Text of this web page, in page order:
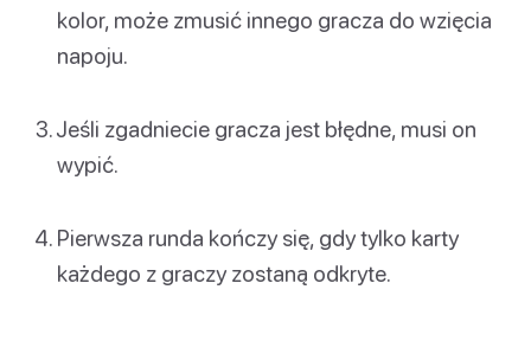
kolor, może zmusić innego gracza do wzięcia
napoju.
Jeśli zgadniecie gracza jest błędne, musi on
wypić.
Pierwsza runda kończy się, gdy tylko karty
każdego z graczy zostaną odkryte.